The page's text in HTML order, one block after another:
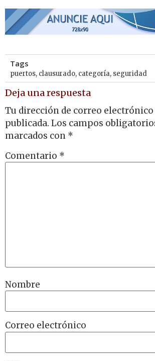
Tags
puertos, clausurado, categoría, seguridad
Deja una respuesta
Tu dirección de correo electrónico
publicada. Los campos
marcados con *
Comentario *
Nombre
Correo electrónico